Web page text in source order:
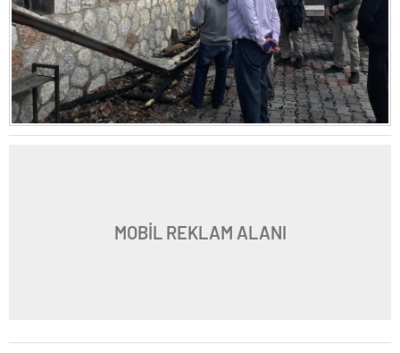
MOBİL REKLAM ALANI